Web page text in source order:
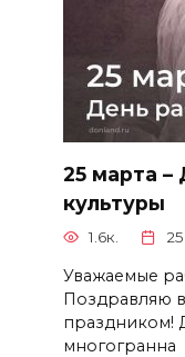
25 марта –
культуры
1.6к.
Уважаемые
Поздравляю
праздником!
многогранна